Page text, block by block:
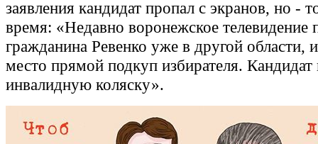
заявления кандидат пропал с экранов, но -
время: «Недавно воронежское телевидение
гражданина Ревенко уже в другой области,
место прямой подкуп избирателя. Кандидат
инвалидную коляску».